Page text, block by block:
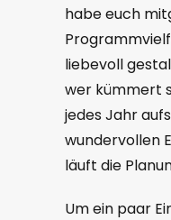
habe euch
liebevoll
wer kümmert
jedes Jahr
wundervollen
läuft die
Um ein paar